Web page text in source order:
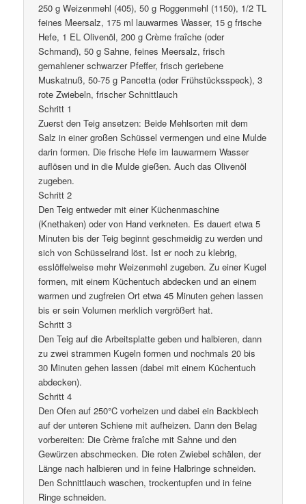
250 g Weizenmehl (405), 50 g Roggenmehl (1150), 1/2 TL
feines Meersalz, 175 ml lauwarmes Wasser, 15 g frische
Hefe, 1 EL Olivenöl, 200 g Crème fraîche (oder
Schmand), 50 g Sahne, feines Meersalz, frisch
gemahlener schwarzer Pfeffer, frisch geriebene
Muskatnuß, 50-75 g Pancetta (oder Frühstücksspeck), 3
rote Zwiebeln, frischer Schnittlauch
Schritt 1
Zuerst den Teig ansetzen: Beide Mehlsorten mit dem
Salz in einer großen Schüssel vermengen und eine Mulde
darin formen. Die frische Hefe im lauwarmem Wasser
auflösen und in die Mulde gießen. Auch das Olivenöl
zugeben.
Schritt 2
Den Teig entweder mit einer Küchenmaschine
(Knethaken) oder von Hand verkneten. Es dauert etwa 5
Minuten bis der Teig beginnt geschmeidig zu werden und
sich von Schüsselrand löst. Ist er noch zu klebrig,
esslöffelweise mehr Weizenmehl zugeben. Zu einer Kugel
formen, mit einem Küchentuch abdecken und an einem
warmen und zugfreien Ort etwa 45 Minuten gehen lassen
bis er sein Volumen merklich vergrößert hat.
Schritt 3
Den Teig auf die Arbeitsplatte geben und halbieren, dann
zu zwei strammen Kugeln formen und nochmals 20 bis
30 Minuten gehen lassen (dabei mit einem Küchentuch
abdecken).
Schritt 4
Den Ofen auf 250°C vorheizen und dabei ein Backblech
auf der unteren Schiene mit aufheizen. Dann den Belag
vorbereiten: Die Crème fraîche mit Sahne und den
Gewürzen abschmecken. Die roten Zwiebel schälen, der
Länge nach halbieren und in feine Halbringe schneiden.
Den Schnittlauch waschen, trockentupfen und in feine
Ringe schneiden.